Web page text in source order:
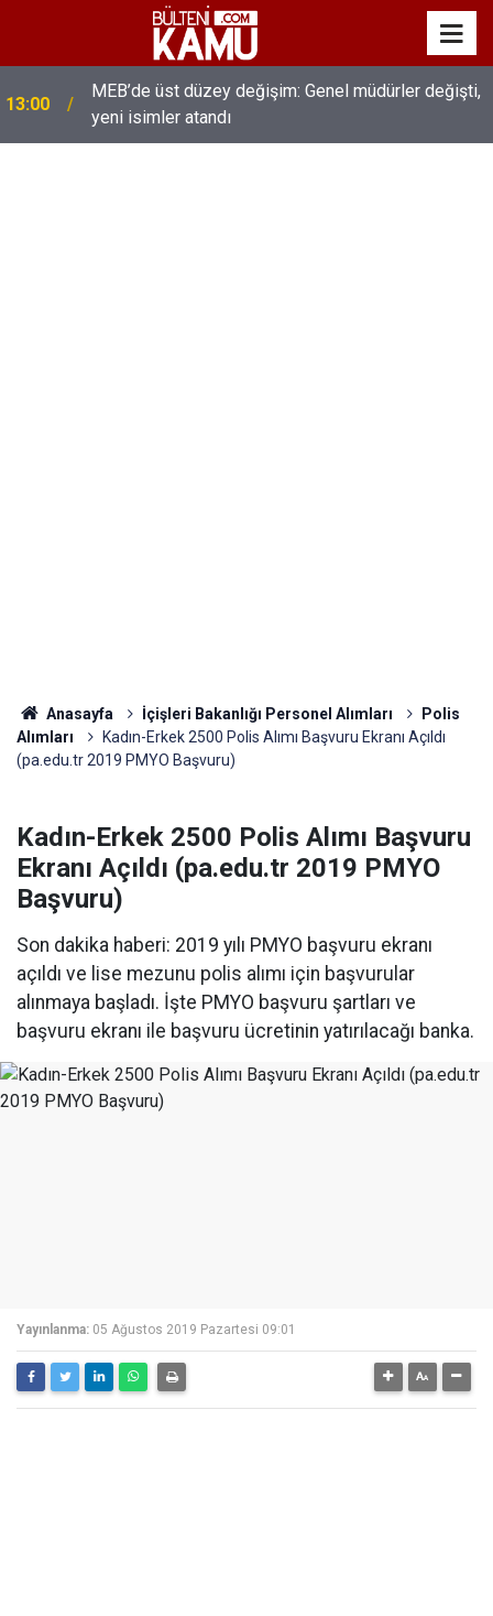
13:00
MEB’de üst düzey değişim: Genel müdürler değişti,
yeni isimler atandı
Anasayfa İçişleri Bakanlığı Personel Alımları
Polis
Alımları
Kadın-Erkek 2500 Polis Alımı Başvuru Ekranı Açıldı
(pa.edu.tr 2019 PMYO Başvuru)
Kadın-Erkek 2500 Polis Alımı Başvuru
Ekranı Açıldı (pa.edu.tr 2019 PMYO
Başvuru)
Son dakika haberi: 2019 yılı PMYO başvuru ekranı
açıldı ve lise mezunu polis alımı için başvurular
alınmaya başladı. İşte PMYO başvuru şartları ve
başvuru ekranı ile başvuru ücretinin yatırılacağı banka.
Yayınlanma: 05 Ağustos 2019 Pazartesi 09:01